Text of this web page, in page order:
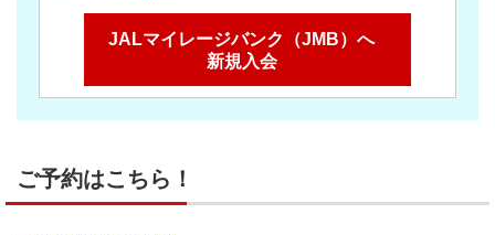
JALマイレージバンク（JMB）へ
新規入会
ご予約はこちら！